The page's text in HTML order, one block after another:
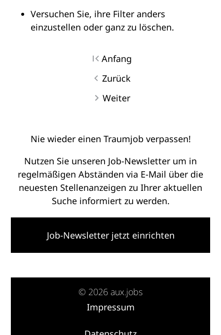
Versuchen Sie, ihre Filter anders
einzustellen oder ganz zu löschen.
Anfang
Zurück
Weiter
Nie wieder einen Traumjob verpassen!
Nutzen Sie unseren Job-Newsletter um in
regelmäßigen Abständen via E-Mail über die
neuesten Stellenanzeigen zu Ihrer aktuellen
Suche informiert zu werden.
Job-Newsletter jetzt einrichten
© 2026 aux.jobs
Impressum